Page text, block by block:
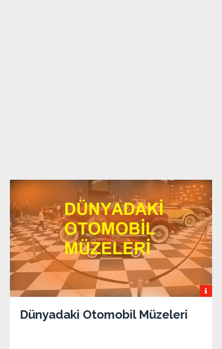
Dünyadaki Otomobil Müzeleri